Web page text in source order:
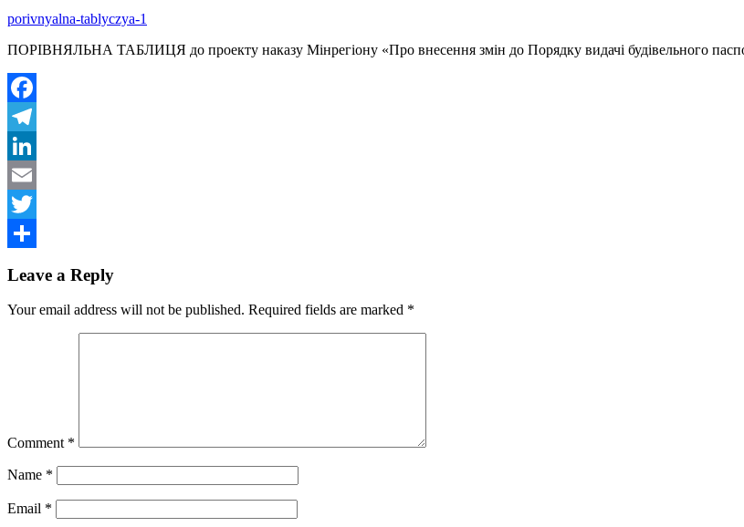
porivnyalna-tablyczya-1
ПОРІВНЯЛЬНА ТАБЛИЦЯ до проекту наказу Мінрегіону «Про внесення змін до Порядку видачі будівельного
Facebook
Telegram
LinkedIn
Email
Twitter
Leave a Reply
Your email address will not be published. Required fields are marked *
Comment *
Name *
Email *